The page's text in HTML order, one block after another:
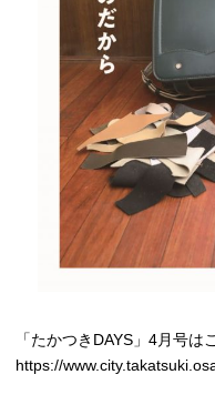
「たかつきDAYS」4月号は
https://